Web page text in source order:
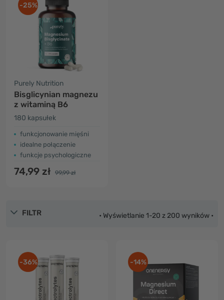
-25%
Purely Nutrition
Bisglicynian magnezu
z witaminą B6
180 kapsułek
funkcjonowanie mięśni
idealne połączenie
funkcje psychologiczne
74,99 zł 99,99 zł
FILTR • Wyświetlanie 1-20 z 200 wyników •
-36% -14%